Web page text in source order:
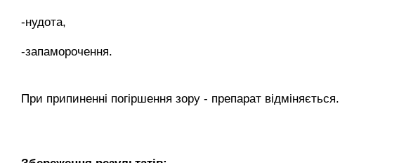
-нудота,
-запаморочення.
При припиненні погіршення зору - препарат відміняється.